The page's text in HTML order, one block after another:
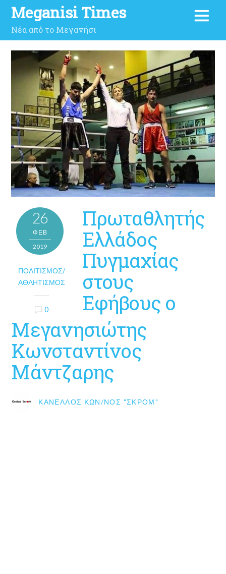
Meganisi Times
Νέα από το Μεγανήσι
26
ΦΕΒ
2019
ΠΟΛΙΤΙΣΜΌΣ/
ΑΘΛΗΤΙΣΜΌΣ
0
Πρωταθλητής
Ελλάδος
Πυγμαχίας
στους
Εφήβους ο
Μεγανησιώτης
Κωνσταντίνος
Μάντζαρης
ΚΑΝΈΛΛΟΣ ΚΩΝ/ΝΟΣ "ΣΚΡΟΜ"